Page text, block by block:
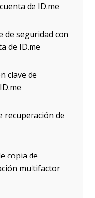
de ID.me
de seguridad con
de ID.me
clave de
recuperación de
copia de
multifactor